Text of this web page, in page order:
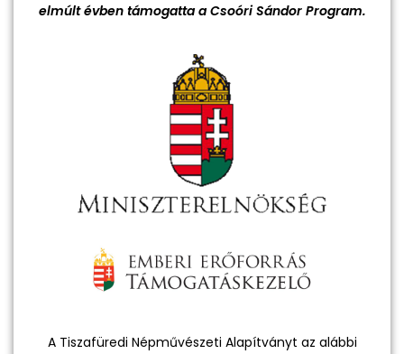
elmúlt évben támogatta a Csoóri Sándor Program.
A Tiszafüredi Népművészeti Alapítványt az alábbi